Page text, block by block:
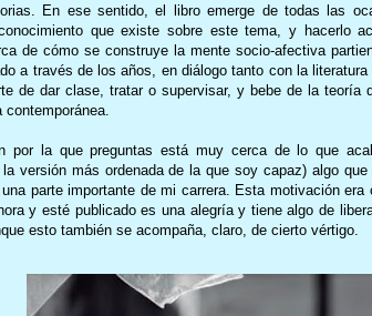
En ese sentido, el libro emerge de todas las
que existe sobre este tema, y hacerlo
de cómo se construye la mente socio-afectiva
a través de los años, en diálogo tanto con la
de dar clase, tratar o supervisar, y bebe de la teoría
por la que preguntas está muy cerca de lo que
la versión más ordenada de la que soy capaz) algo
parte importante de mi carrera. Esta motivación
y esté publicado es una alegría y tiene algo de
esto también se acompaña, claro, de cierto vértigo.